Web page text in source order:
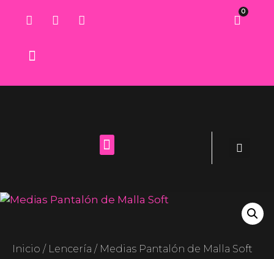
0
Inicio / Lencería / Medias Pantalón de Malla Soft